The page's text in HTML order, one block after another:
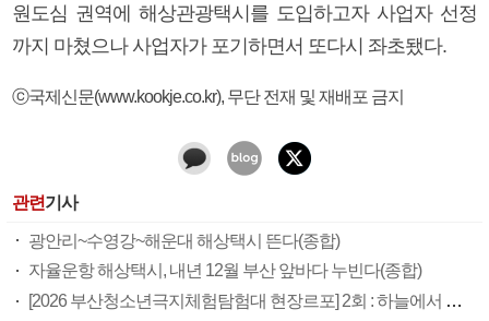
원도심 권역에 해상관광택시를 도입하고자 사업자 선정
까지 마쳤으나 사업자가 포기하면서 또다시 좌초됐다.
ⓒ국제신문(www.kookje.co.kr), 무단 전재 및 재배포 금지
관련기사
광안리~수영강~해운대 해상택시 뜬다(종합)
자율운항 해상택시, 내년 12월 부산 앞바다 누빈다(종합)
[2026 부산청소년극지체험탐험대 현장르포] 2회 : 하늘에서 만난 얼음의 나라